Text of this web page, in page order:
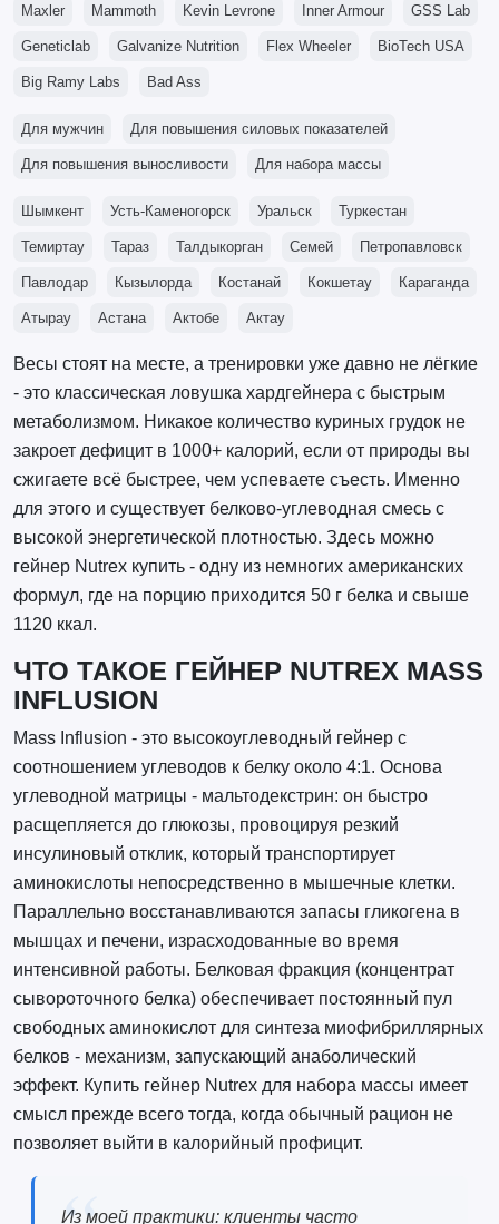
Maxler Mammoth Kevin Levrone Inner Armour GSS Lab
Geneticlab Galvanize Nutrition Flex Wheeler BioTech USA
Big Ramy Labs Bad Ass
Для мужчин Для повышения силовых показателей
Для повышения выносливости Для набора массы
Шымкент Усть-Каменогорск Уральск Туркестан
Темиртау Тараз Талдыкорган Семей Петропавловск
Павлодар Кызылорда Костанай Кокшетау Караганда
Атырау Астана Актобе Актау
Весы стоят на месте, а тренировки уже давно не лёгкие
- это классическая ловушка хардгейнера с быстрым
метаболизмом. Никакое количество куриных грудок не
закроет дефицит в 1000+ калорий, если от природы вы
сжигаете всё быстрее, чем успеваете съесть. Именно
для этого и существует белково-углеводная смесь с
высокой энергетической плотностью. Здесь можно
гейнер Nutrex купить - одну из немногих американских
формул, где на порцию приходится 50 г белка и свыше
1120 ккал.
ЧТО ТАКОЕ ГЕЙНЕР NUTREX MASS
INFLUSION
Mass Influsion - это высокоуглеводный гейнер с
соотношением углеводов к белку около 4:1. Основа
углеводной матрицы - мальтодекстрин: он быстро
расщепляется до глюкозы, провоцируя резкий
инсулиновый отклик, который транспортирует
аминокислоты непосредственно в мышечные клетки.
Параллельно восстанавливаются запасы гликогена в
мышцах и печени, израсходованные во время
интенсивной работы. Белковая фракция (концентрат
сывороточного белка) обеспечивает постоянный пул
свободных аминокислот для синтеза миофибриллярных
белков - механизм, запускающий анаболический
эффект. Купить гейнер Nutrex для набора массы имеет
смысл прежде всего тогда, когда обычный рацион не
позволяет выйти в калорийный профицит.
Из моей практики: клиенты часто